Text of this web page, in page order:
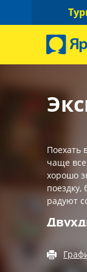
Поехать
чаще
хорошо
поездку,
радуют
Каждый
тур в